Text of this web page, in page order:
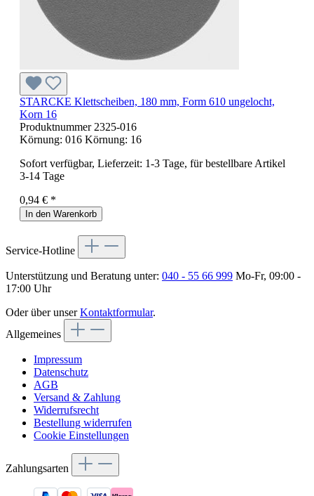
STARCKE Klettscheiben, 180 mm, Form 610 ungelocht,
Korn 16
Produktnummer 2325-016
Körnung: 016 Körnung: 16
Sofort verfügbar, Lieferzeit: 1-3 Tage, für bestellbare Artikel
3-14 Tage
0,94 € *
In den Warenkorb
Service-Hotline
Unterstützung und Beratung unter: 040 - 55 66 999 Mo-Fr, 09:00 -
17:00 Uhr
Oder über unserKontaktformular.
Allgemeines
Impressum
Datenschutz
AGB
Versand & Zahlung
Widerrufsrecht
Bestellung widerrufen
Cookie Einstellungen
Zahlungsarten